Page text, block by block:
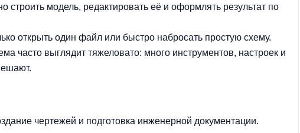
строить модель, редактировать её и оформлять результат по
открыть один файл или быстро набросать простую схему.
часто выглядит тяжеловато: много инструментов, настроек и
чертежей и подготовка инженерной документации.